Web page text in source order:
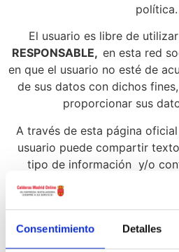
Consentimiento Detalles
política.
El usuario es libre de
RESPONSABLE, en esta red
en que el usuario no esté de
de sus datos con dichos
proporcionar sus
A través de esta página
usuario puede compartir
tipo de información y/o
sujetos tanto a la presente
y Condiciones de la
responsable de que todos los
respeten la legislación vigente,
Normas de la